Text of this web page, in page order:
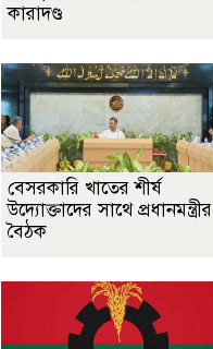
কারাদণ্ড
বেসরকারি খাতের শীর্ষ
উদ্যোক্তাদের সাথে প্রধানমন্ত্রীর
বৈঠক